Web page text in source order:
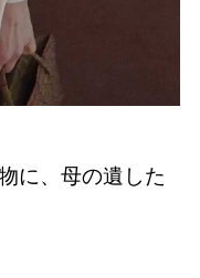
に、母の遺した